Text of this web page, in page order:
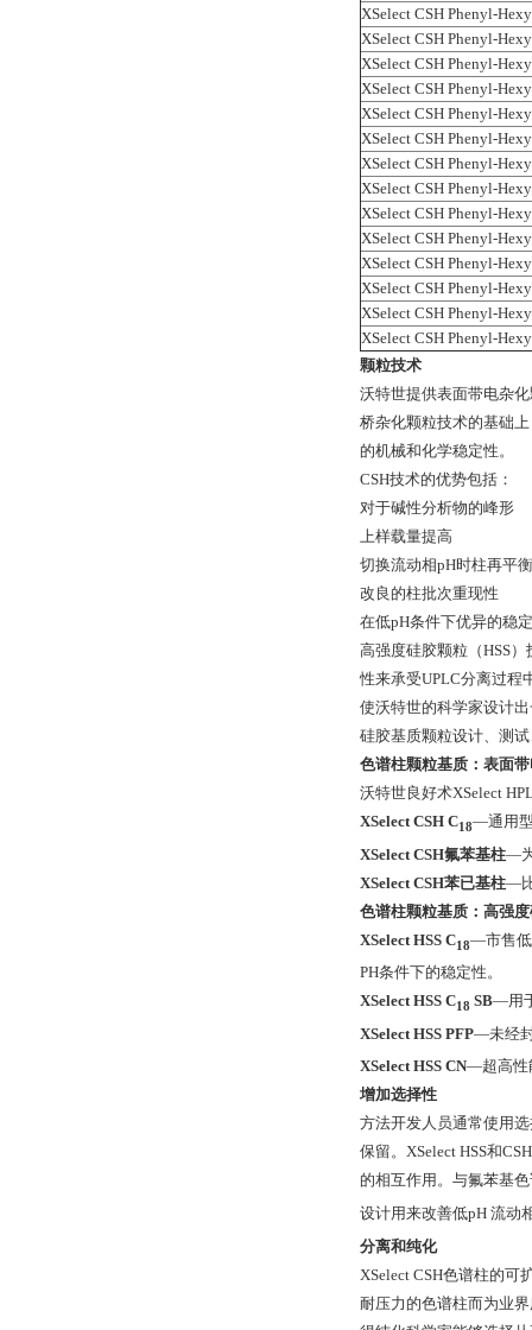
XSelect CSH Phenyl-
XSelect CSH Phenyl-
XSelect CSH Phenyl-
XSelect CSH Phenyl-
XSelect CSH Phenyl-
XSelect CSH Phenyl-
XSelect CSH Phenyl-
XSelect CSH Phenyl-
XSelect CSH Phenyl-
XSelect CSH Phenyl-
XSelect CSH Phenyl-
XSelect CSH Phenyl-
XSelect CSH Phenyl-
XSelect CSH Phenyl-
颗粒技术
沃特世提供表面带电杂
桥杂化颗粒技术的基础
的机械和化学稳定性。
CSH技术的优势包括：
对于碱性分析物的峰形
上样载量提高
切换流动相pH时柱再平
改良的柱批次重现性
在低pH条件下优异的稳
高强度硅胶颗粒（HSS
性来承受UPLC分离过程
使沃特世的科学家设计
硅胶基质颗粒设计、测
色谱柱颗粒基质：表面
沃特世良好术XSelect
XSelect CSH C18—通用
XSelect CSH氟苯基柱—
XSelect CSH苯已基柱—
色谱柱颗粒基质：高强
XSelect HSS C18—市售低
PH条件下的稳定性。
XSelect HSS C18 SB—用
XSelect HSS PFP—未经
XSelect HSS CN—超高性
增加选择性
方法开发人员通常使用
保留。XSelect HSS和
的相互作用。与氟苯基
设计用来改善低pH 流动
分离和纯化
XSelect CSH色谱柱的
耐压力的色谱柱而为业